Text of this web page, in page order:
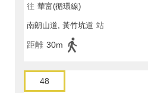
往 華富(循環線)
南朗山道, 黃竹坑道 站
距離 30m
48